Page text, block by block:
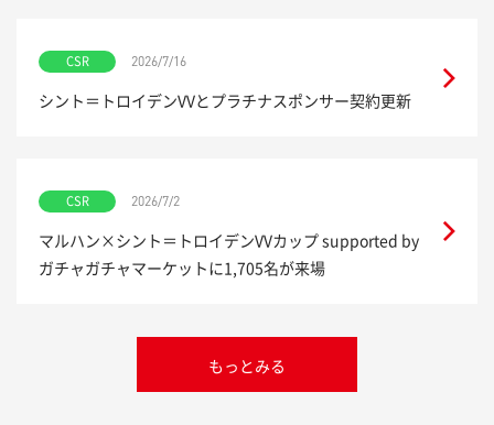
CSR 2026/7/16
シント＝トロイデンVVとプラチナスポンサー契約更新
CSR 2026/7/2
マルハン×シント＝トロイデンVVカップ supported by
ガチャガチャマーケットに1,705名が来場
もっとみる